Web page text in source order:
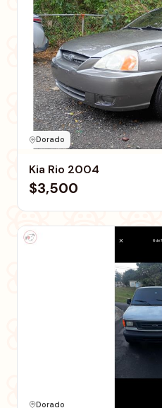
Dorado
Kia Rio 2004
$3,500
Dorado